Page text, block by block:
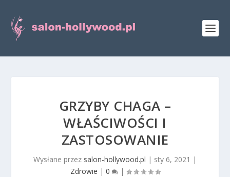
GRZYBY CHAGA –
WŁAŚCIWOŚCI I
ZASTOSOWANIE
Wysłane przez salon-hollywood.pl | sty 6, 2021 |
Zdrowie | 0 |